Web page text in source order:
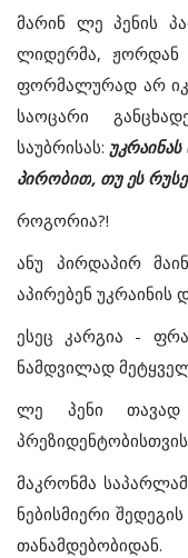
მარინ ლე პენის
ლიდერმა, ჟორდან
ფორმალურად არ
საოცარი
საუბრისას: უკრაინას
პირობით, თუ ეს
როგორია?!
ანუ
პირდაპირ
აპირებენ უკრაინის
ესეც კარგია -
ნამდვილად
ლე
პენი თავად
პრეზიდენტობისთვის
მაკრონმა
ნებისმიერი შედეგის
თანამდებობიდან.